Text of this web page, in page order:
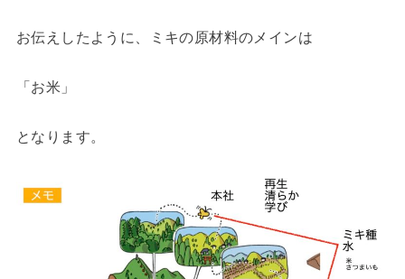
お伝えしたように、ミキの原材料のメインは
「お米」
となります。